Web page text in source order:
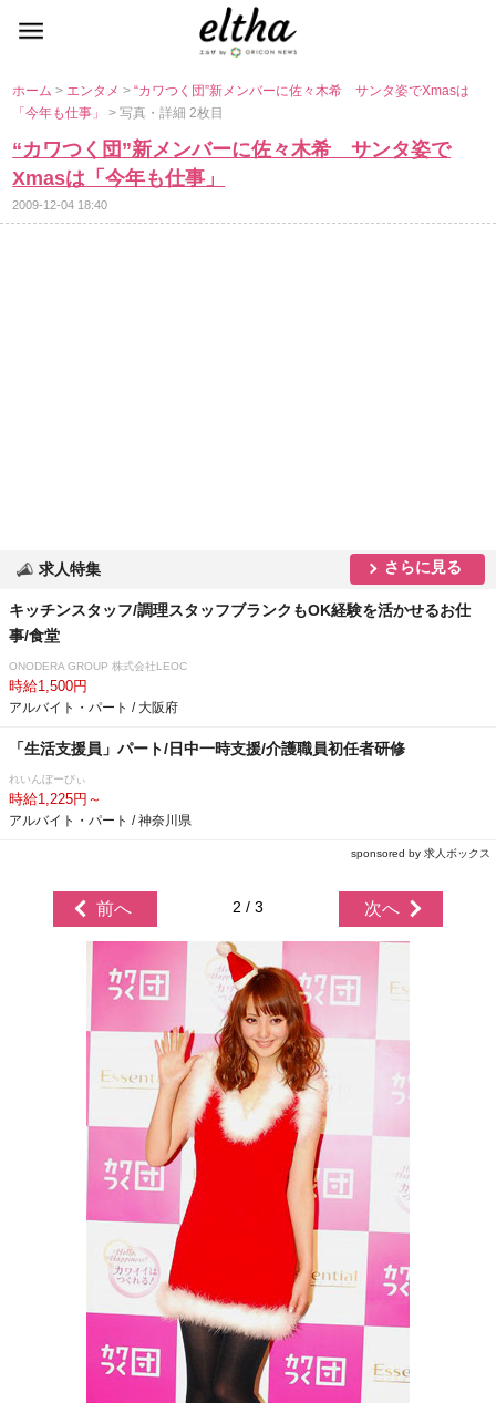
ホーム> エンタメ>“カワつく団”新メンバーに佐々木希 サンタ姿でXmasは
「今年も仕事」> 写真・詳細 2枚目
“カワつく団”新メンバーに佐々木希 サンタ姿で
Xmasは「今年も仕事」
2009-12-04 18:40
求人特集 さらに見る
キッチンスタッフ/調理スタッフブランクもOK経験を活かせるお仕
事/食堂
ONODERA GROUP 株式会社LEOC
時給1,500円
アルバイト・パート / 大阪府
「生活支援員」パート/日中一時支援/介護職員初任者研修
れいんぼーびぃ
時給1,225円～
アルバイト・パート / 神奈川県
sponsored by 求人ボックス
前へ 2 / 3 次へ